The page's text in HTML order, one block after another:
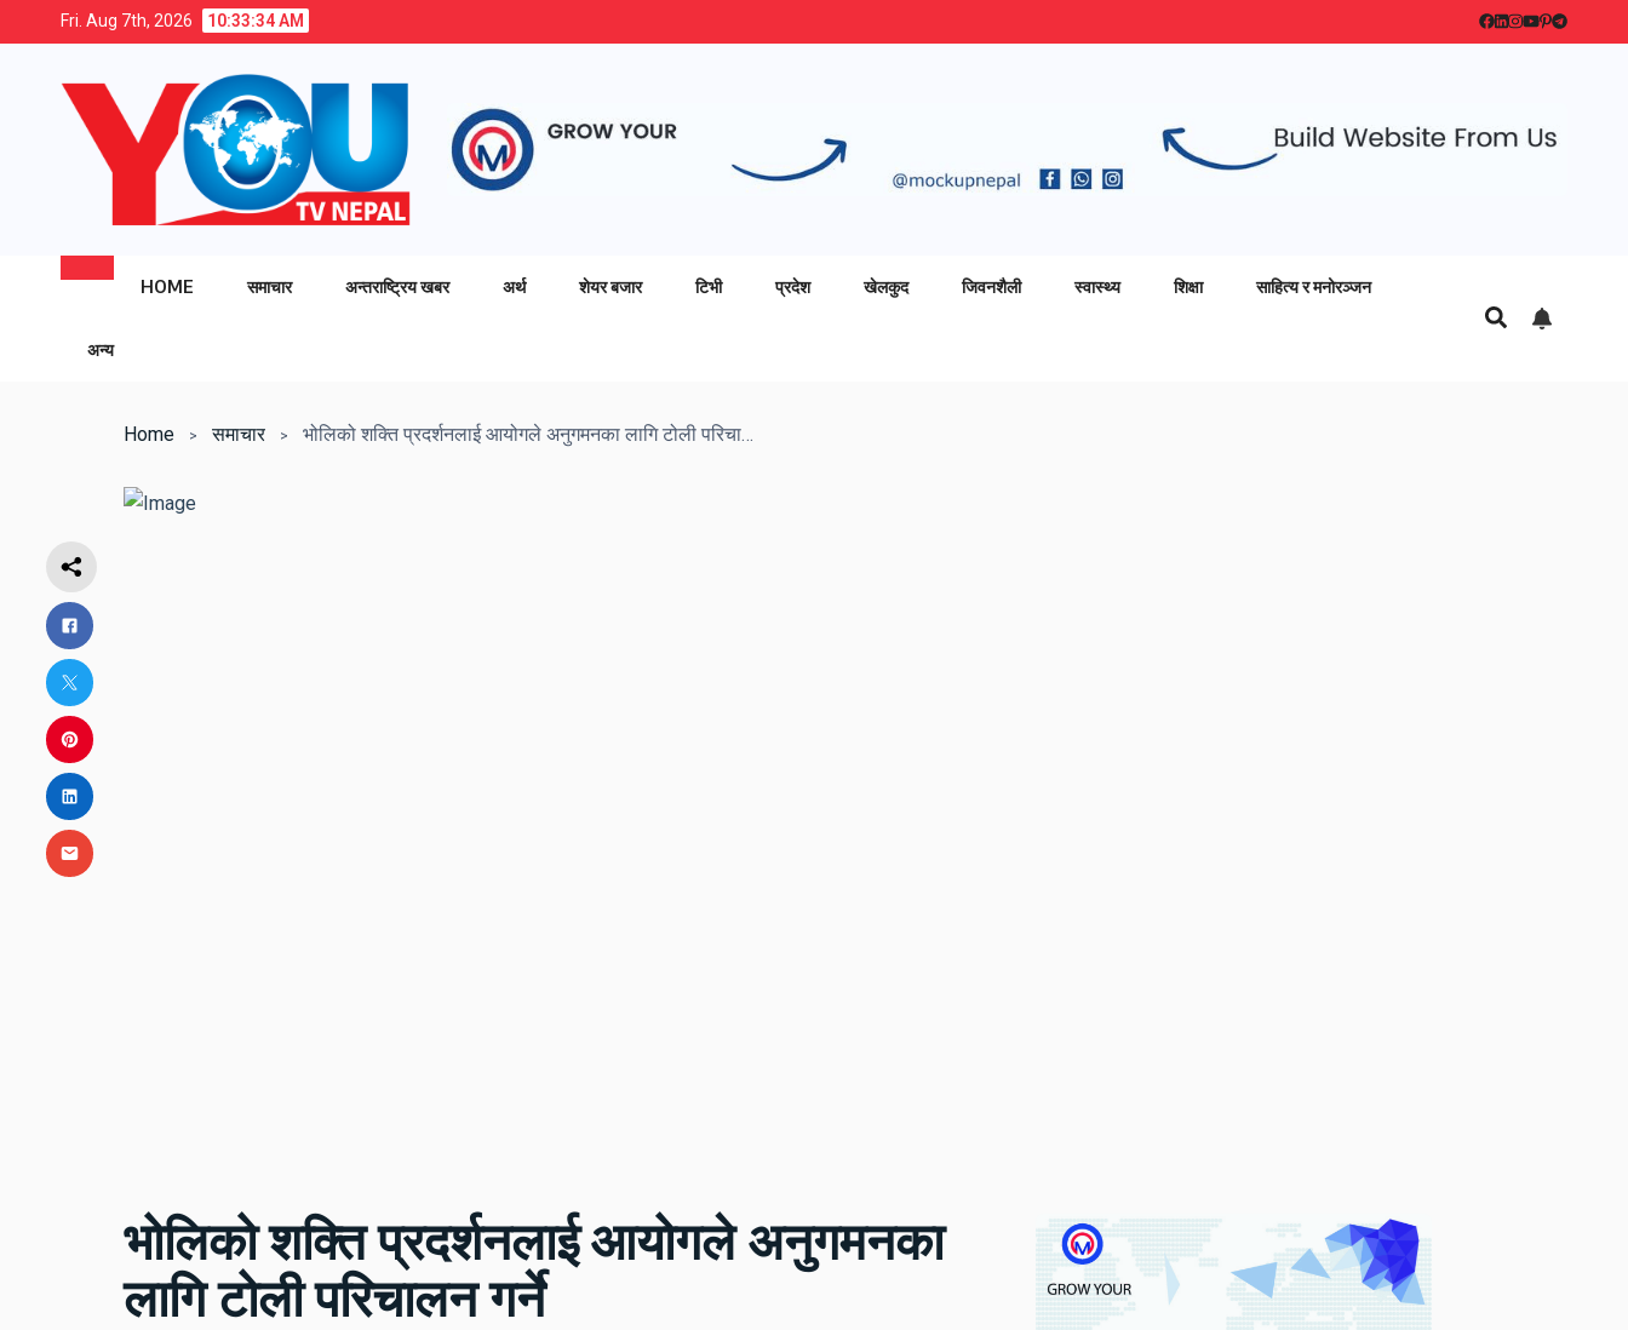
Fri. Aug 7th, 2026 10:33:35 AM
HOME समाचार अन्तराष्ट्रिय खबर अर्थ शेयर बजार टिभी प्रदेश खेलकुद जिवनशैली स्वास्थ्य शिक्षा साहित्य र मनोरञ्जन
अन्य
Home समाचार भोलिको शक्ति प्रदर्शनलाई आयोगले अनुगमनका लागि टोली परिचालन गर्ने
भोलिको शक्ति प्रदर्शनलाई आयोगले अनुगमनका
लागि टोली परिचालन गर्ने